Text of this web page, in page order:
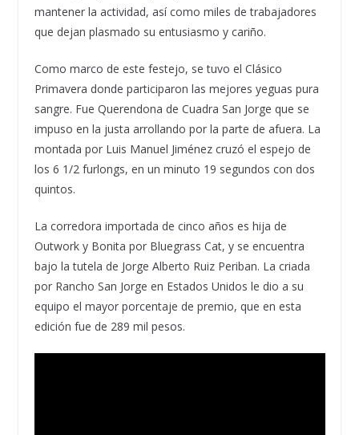
mantener la actividad, así como miles de trabajadores
que dejan plasmado su entusiasmo y cariño.
Como marco de este festejo, se tuvo el Clásico
Primavera donde participaron las mejores yeguas pura
sangre. Fue Querendona de Cuadra San Jorge que se
impuso en la justa arrollando por la parte de afuera. La
montada por Luis Manuel Jiménez cruzó el espejo de
los 6 1/2 furlongs, en un minuto 19 segundos con dos
quintos.
La corredora importada de cinco años es hija de
Outwork y Bonita por Bluegrass Cat, y se encuentra
bajo la tutela de Jorge Alberto Ruiz Periban. La criada
por Rancho San Jorge en Estados Unidos le dio a su
equipo el mayor porcentaje de premio, que en esta
edición fue de 289 mil pesos.